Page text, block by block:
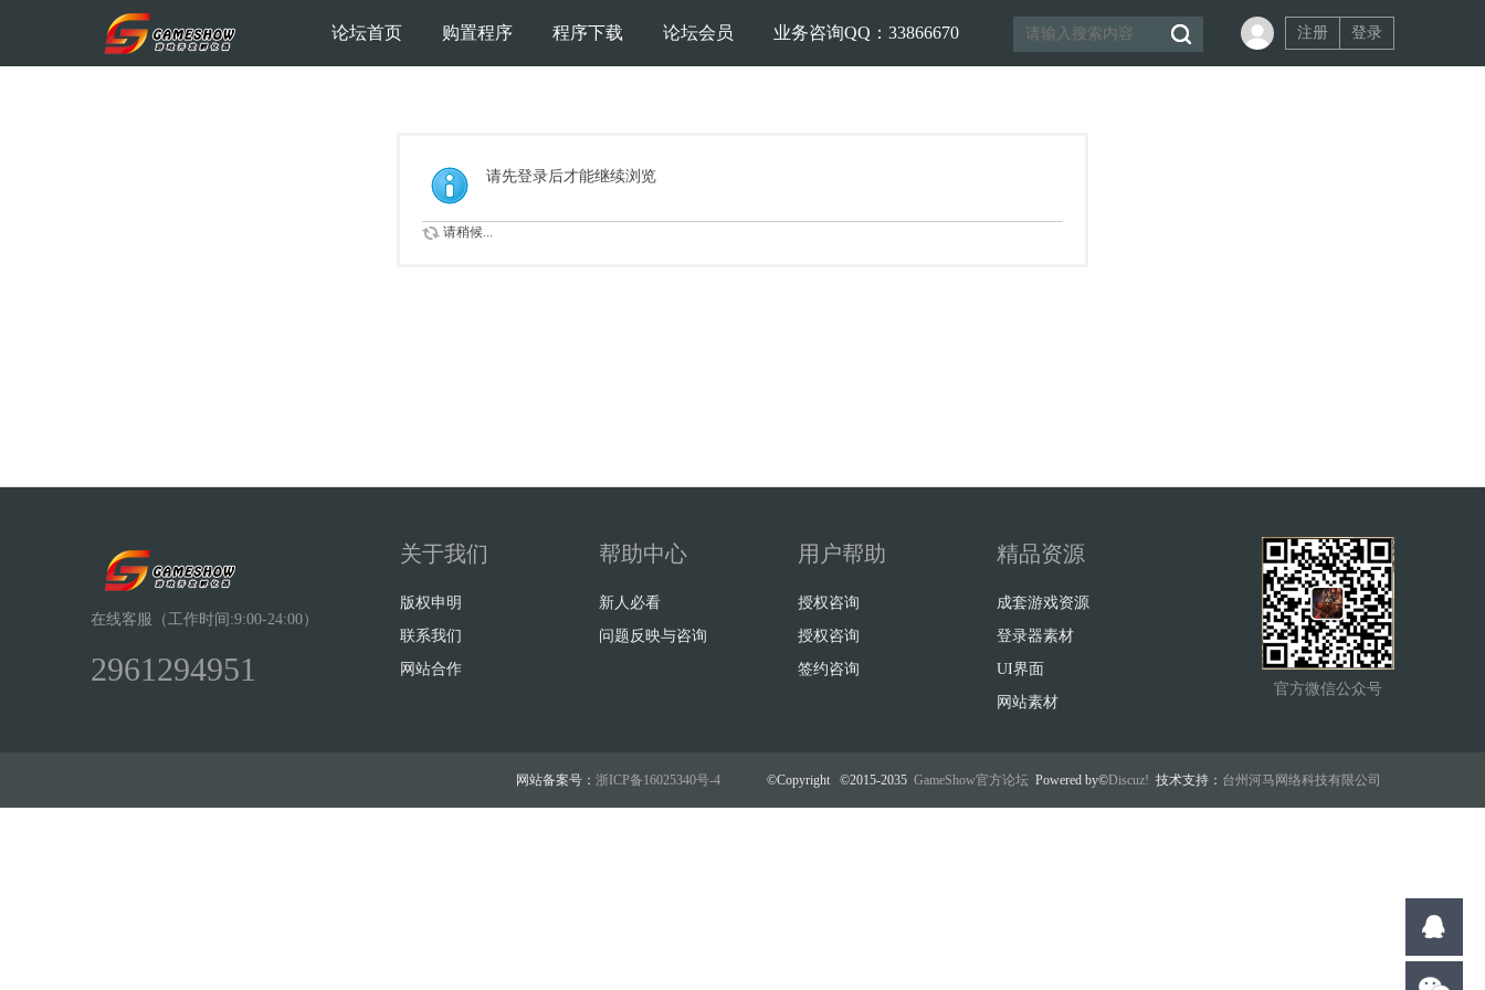
论坛首页 购置程序 程序下载 论坛会员 业务咨询QQ：33866670 注册 登录
请先登录后才能继续浏览
请稍候...
在线客服（工作时间:9:00-24:00）
2961294951
关于我们
版权申明
联系我们
网站合作
帮助中心
新人必看
问题反映与咨询
用户帮助
授权咨询
授权咨询
签约咨询
精品资源
成套游戏资源
登录器素材
UI界面
网站素材
官方微信公众号
网站备案号： 浙ICP备16025340号-4 ©Copyright ©2015-2035 GameShow官方论坛 Powered by©Discuz! 技术支持： 台州河马网络科技有限公司